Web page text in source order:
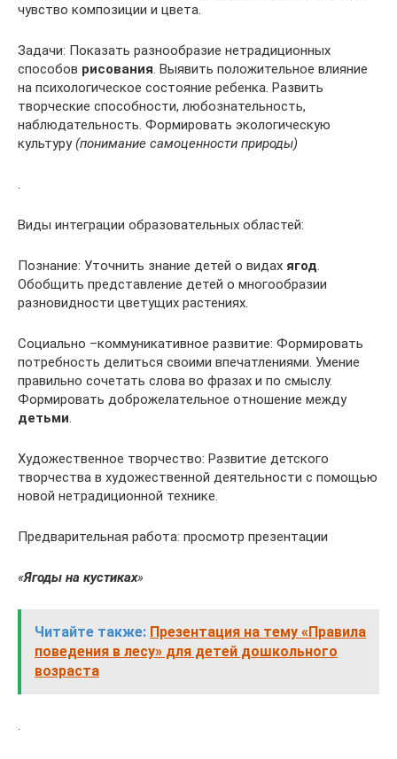
чувство композиции и цвета.
Задачи: Показать разнообразие нетрадиционных
способов рисования. Выявить положительное влияние
на психологическое состояние ребенка. Развить
творческие способности, любознательность,
наблюдательность. Формировать экологическую
культуру(понимание самоценности природы)
.
Виды интеграции образовательных областей:
Познание: Уточнить знание детей о видах ягод.
Обобщить представление детей о многообразии
разновидности цветущих растениях.
Социально –коммуникативное развитие: Формировать
потребность делиться своими впечатлениями. Умение
правильно сочетать слова во фразах и по смыслу.
Формировать доброжелательное отношение между
детьми.
Художественное творчество: Развитие детского
творчества в художественной деятельности с помощью
новой нетрадиционной технике.
Предварительная работа: просмотр презентации
«Ягоды на кустиках»
Читайте также: Презентация на тему «Правила
поведения в лесу» для детей дошкольного
возраста
.